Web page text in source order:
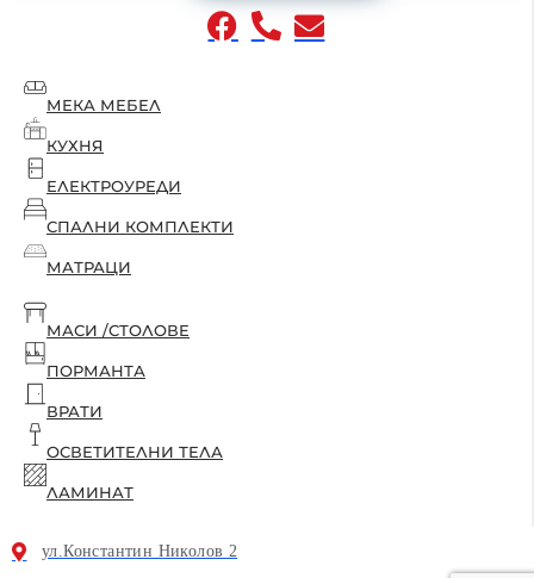
МЕКА МЕБЕЛ
КУХНЯ
ЕЛЕКТРОУРЕДИ
СПАЛНИ КОМПЛЕКТИ
МАТРАЦИ
МАСИ /СТОЛОВЕ
ПОРМАНТА
ВРАТИ
ОСВЕТИТЕЛНИ ТЕЛА
ЛАМИНАТ
ул.Константин Николов 2